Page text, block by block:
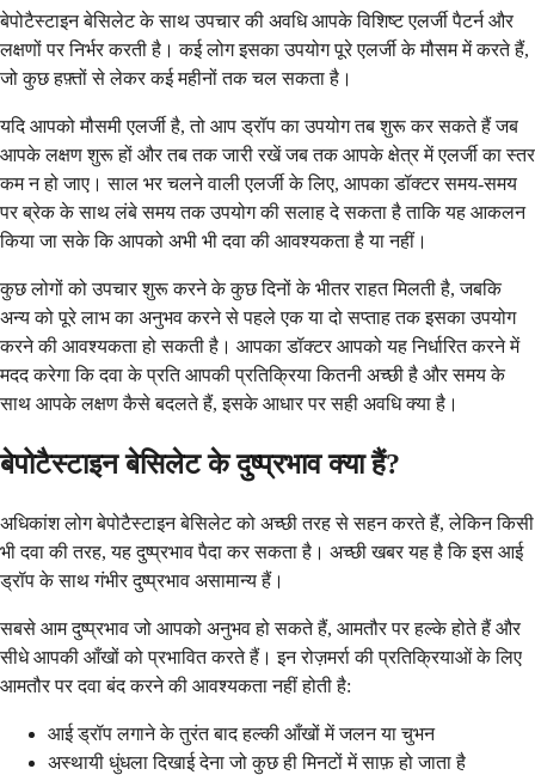
बेपोटैस्टाइन बेसिलेट के साथ उपचार की अवधि आपके विशिष्ट एलर्जी पैटर्न और
लक्षणों पर निर्भर करती है। कई लोग इसका उपयोग पूरे एलर्जी के मौसम में करते हैं,
जो कुछ हफ़्तों से लेकर कई महीनों तक चल सकता है।
यदि आपको मौसमी एलर्जी है, तो आप ड्रॉप का उपयोग तब शुरू कर सकते हैं जब
आपके लक्षण शुरू हों और तब तक जारी रखें जब तक आपके क्षेत्र में एलर्जी का स्तर
कम न हो जाए। साल भर चलने वाली एलर्जी के लिए, आपका डॉक्टर समय-समय
पर ब्रेक के साथ लंबे समय तक उपयोग की सलाह दे सकता है ताकि यह आकलन
किया जा सके कि आपको अभी भी दवा की आवश्यकता है या नहीं।
कुछ लोगों को उपचार शुरू करने के कुछ दिनों के भीतर राहत मिलती है, जबकि
अन्य को पूरे लाभ का अनुभव करने से पहले एक या दो सप्ताह तक इसका उपयोग
करने की आवश्यकता हो सकती है। आपका डॉक्टर आपको यह निर्धारित करने में
मदद करेगा कि दवा के प्रति आपकी प्रतिक्रिया कितनी अच्छी है और समय के
साथ आपके लक्षण कैसे बदलते हैं, इसके आधार पर सही अवधि क्या है।
बेपोटैस्टाइन बेसिलेट के दुष्प्रभाव क्या हैं?
अधिकांश लोग बेपोटैस्टाइन बेसिलेट को अच्छी तरह से सहन करते हैं, लेकिन किसी
भी दवा की तरह, यह दुष्प्रभाव पैदा कर सकता है। अच्छी खबर यह है कि इस आई
ड्रॉप के साथ गंभीर दुष्प्रभाव असामान्य हैं।
सबसे आम दुष्प्रभाव जो आपको अनुभव हो सकते हैं, आमतौर पर हल्के होते हैं और
सीधे आपकी आँखों को प्रभावित करते हैं। इन रोज़मर्रा की प्रतिक्रियाओं के लिए
आमतौर पर दवा बंद करने की आवश्यकता नहीं होती है:
आई ड्रॉप लगाने के तुरंत बाद हल्की आँखों में जलन या चुभन
अस्थायी धुंधला दिखाई देना जो कुछ ही मिनटों में साफ़ हो जाता है